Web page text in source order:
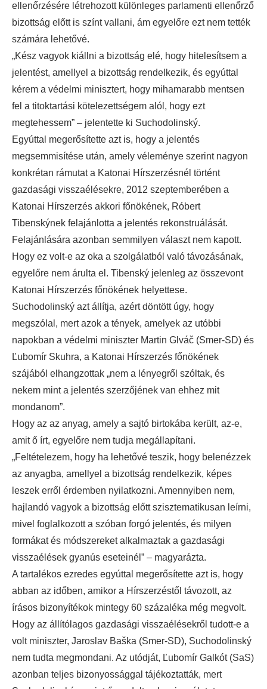
ellenőrzésére létrehozott különleges parlamenti ellenőrző
bizottság előtt is színt vallani, ám egyelőre ezt nem tették
számára lehetővé.
„Kész vagyok kiállni a bizottság elé, hogy hitelesítsem a
jelentést, amellyel a bizottság rendelkezik, és egyúttal
kérem a védelmi minisztert, hogy mihamarabb mentsen
fel a titoktartási kötelezettségem alól, hogy ezt
megtehessem” – jelentette ki Suchodolinský.
Egyúttal megerősítette azt is, hogy a jelentés
megsemmisítése után, amely véleménye szerint nagyon
konkrétan rámutat a Katonai Hírszerzésnél történt
gazdasági visszaélésekre, 2012 szeptemberében a
Katonai Hírszerzés akkori főnökének, Róbert
Tibenskýnek felajánlotta a jelentés rekonstruálását.
Felajánlására azonban semmilyen választ nem kapott.
Hogy ez volt-e az oka a szolgálatból való távozásának,
egyelőre nem árulta el. Tibenský jelenleg az összevont
Katonai Hírszerzés főnökének helyettese.
Suchodolinský azt állítja, azért döntött úgy, hogy
megszólal, mert azok a tények, amelyek az utóbbi
napokban a védelmi miniszter Martin Glváč (Smer-SD) és
Ľubomír Skuhra, a Katonai Hírszerzés főnökének
szájából elhangzottak „nem a lényegről szóltak, és
nekem mint a jelentés szerzőjének van ehhez mit
mondanom”.
Hogy az az anyag, amely a sajtó birtokába került, az-e,
amit ő írt, egyelőre nem tudja megállapítani.
„Feltételezem, hogy ha lehetővé teszik, hogy belenézzek
az anyagba, amellyel a bizottság rendelkezik, képes
leszek erről érdemben nyilatkozni. Amennyiben nem,
hajlandó vagyok a bizottság előtt szisztematikusan leírni,
mivel foglalkozott a szóban forgó jelentés, és milyen
formákat és módszereket alkalmaztak a gazdasági
visszaélések gyanús eseteinél” – magyarázta.
A tartalékos ezredes egyúttal megerősítette azt is, hogy
abban az időben, amikor a Hírszerzéstől távozott, az
írásos bizonyítékok mintegy 60 százaléka még megvolt.
Hogy az állítólagos gazdasági visszaélésekről tudott-e a
volt miniszter, Jaroslav Baška (Smer-SD), Suchodolinský
nem tudta megmondani. Az utódját, Ľubomír Galkót (SaS)
azonban teljes bizonyossággal tájékoztatták, mert